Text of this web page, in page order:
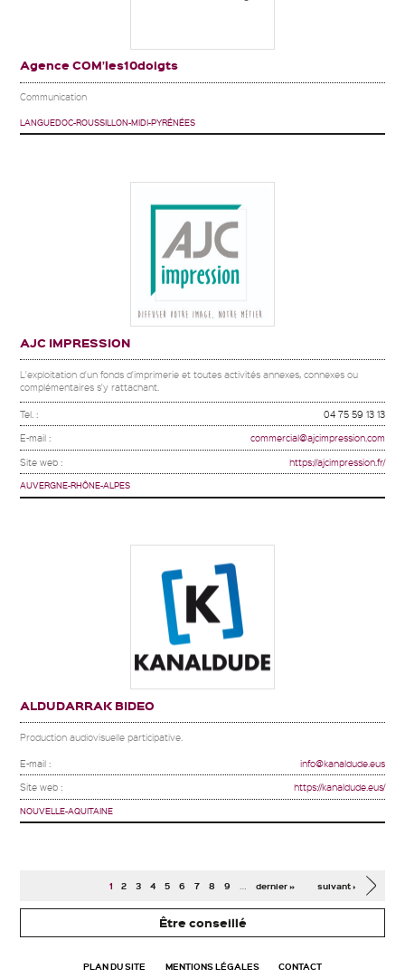
Agence COM’les10doigts
Communication
LANGUEDOC-ROUSSILLON-MIDI-PYRÉNÉES
AJC IMPRESSION
L'exploitation d'un fonds d'imprimerie et toutes activités annexes, connexes ou
complémentaires s'y rattachant.
Tel. : 04 75 59 13 13
E-mail : commercial@ajcimpression.com
Site web : https://ajcimpression.fr/
AUVERGNE-RHÔNE-ALPES
ALDUDARRAK BIDEO
Production audiovisuelle participative.
E-mail : info@kanaldude.eus
Site web : https://kanaldude.eus/
NOUVELLE-AQUITAINE
1 2 3 4 5 6 7 8 9 … suivant ›
dernier »
Être conseillé
PLAN DU SITE MENTIONS LÉGALES CONTACT